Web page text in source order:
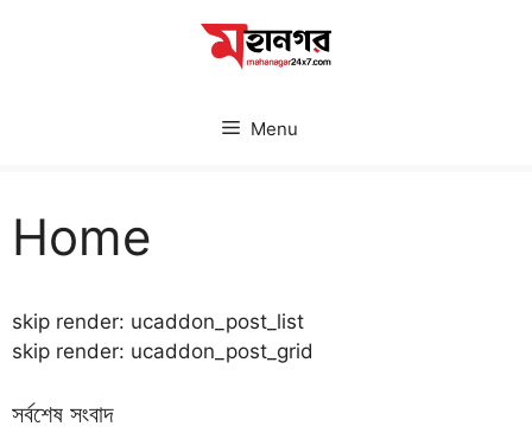
Menu
Home
skip render: ucaddon_post_list
skip render: ucaddon_post_grid
সর্বশেষ সংবাদ